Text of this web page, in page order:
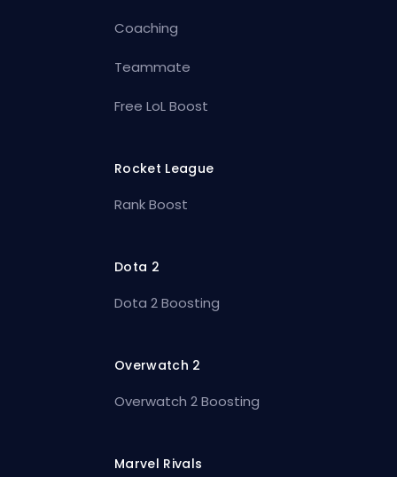
Coaching
Teammate
Free LoL Boost
Rocket League
Rank Boost
Dota 2
Dota 2 Boosting
Overwatch 2
Overwatch 2 Boosting
Marvel Rivals